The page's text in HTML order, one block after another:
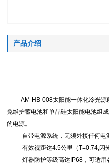
产品介绍
AM-HB-008太阳能一体化冷光源
免维护蓄电池和单晶硅太阳能电池组
的电源。
-自带电源系统，无须外接任何电
-有效视距达4.5公里（T=0.74,闪
-灯器防护等级高达 IP68 ，可适用